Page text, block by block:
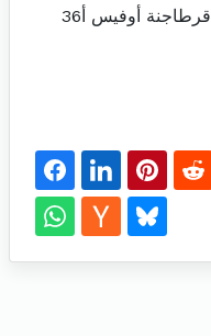
نهج محمد بدرة عمارة قرطاجنة أوفيس أ36